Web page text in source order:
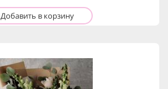
Добавить в корзину